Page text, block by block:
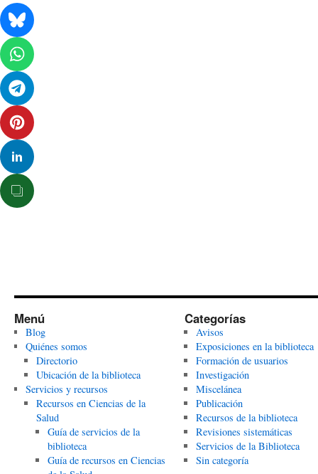
Menú
Blog
Quiénes somos
Directorio
Ubicación de la biblioteca
Servicios y recursos
Recursos en Ciencias de la
Salud
Guía de servicios de la
biblioteca
Guía de recursos en Ciencias
Categorías
Avisos
Exposiciones en la biblioteca
Formación de usuarios
Investigación
Miscelánea
Publicación
Recursos de la biblioteca
Revisiones sistemáticas
Servicios de la Biblioteca
Sin categoría